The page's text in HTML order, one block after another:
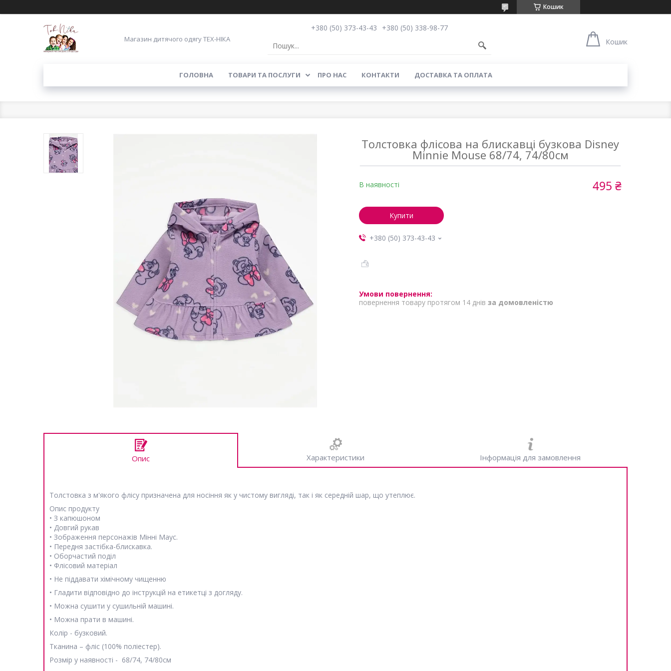
Кошик
Магазин дитячого одягу ТЕХ-НІКА
+380 (50) 373-43-43
+380 (50) 338-98-77
Кошик
ГОЛОВНА ТОВАРИ ТА ПОСЛУГИ ПРО НАС КОНТАКТИ ДОСТАВКА ТА ОПЛАТА
Толстовка флісова на блискавці бузкова Disney
Minnie Mouse 68/74, 74/80см
В наявності 495 ₴
Купити
+380 (50) 373-43-43
повернення товару протягом 14 днів за домовленістю
Опис Характеристики Інформація для замовлення
Толстовка з м'якого флісу призначена для носіння як у чистому вигляді, так і як середній шар, що утеплює.
Опис продукту
• З капюшоном
• Довгий рукав
• Зображення персонажів Мінні Маус.
• Передня застібка-блискавка.
• Оборчастий поділ
• Флісовий матеріал
• Не піддавати хімічному чищенню
• Гладити відповідно до інструкцій на етикетці з догляду.
• Можна сушити у сушильній машині.
• Можна прати в машині.
Колір - бузковий.
Тканина – фліс (100% поліестер).
Розмір у наявності - 68/74, 74/80см